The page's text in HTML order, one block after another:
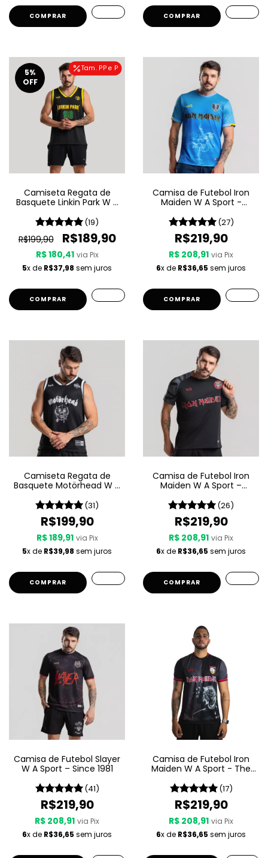
COMPRAR COMPRAR
Tam. PP e P
5%
OFF
Camiseta Regata de
Basquete Linkin Park W A
(19)
R$199,90 R$189,90
R$ 180,41 via Pix
5x de R$37,98 sem juros
COMPRAR
Camisa de Futebol Iron
Maiden W A Sport -
Son
(27)
R$219,90
R$ 208,91 via Pix
6x de R$36,65 sem juros
COMPRAR
Camiseta Regata de
Basquete Motörhead W A
(31)
R$199,90
R$ 189,91 via Pix
5x de R$39,98 sem juros
COMPRAR
Camisa de Futebol Iron
Maiden W A Sport –
(26)
R$219,90
R$ 208,91 via Pix
6x de R$36,65 sem juros
COMPRAR
Camisa de Futebol Slayer
W A Sport – Since 1981
(41)
R$219,90
R$ 208,91 via Pix
6x de R$36,65 sem juros
Camisa de Futebol Iron
Maiden W A Sport - The
(17)
R$219,90
R$ 208,91 via Pix
6x de R$36,65 sem juros